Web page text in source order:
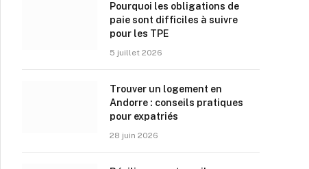
Pourquoi les obligations de
paie sont difficiles à suivre
pour les TPE
5 juillet 2026
Trouver un logement en
Andorre : conseils pratiques
pour expatriés
28 juin 2026